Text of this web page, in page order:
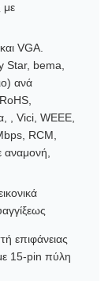
με
VGA.
bema,
ανά
, Vici, WEEE,
RCM,
επιφάνειας
15-pin πύλη